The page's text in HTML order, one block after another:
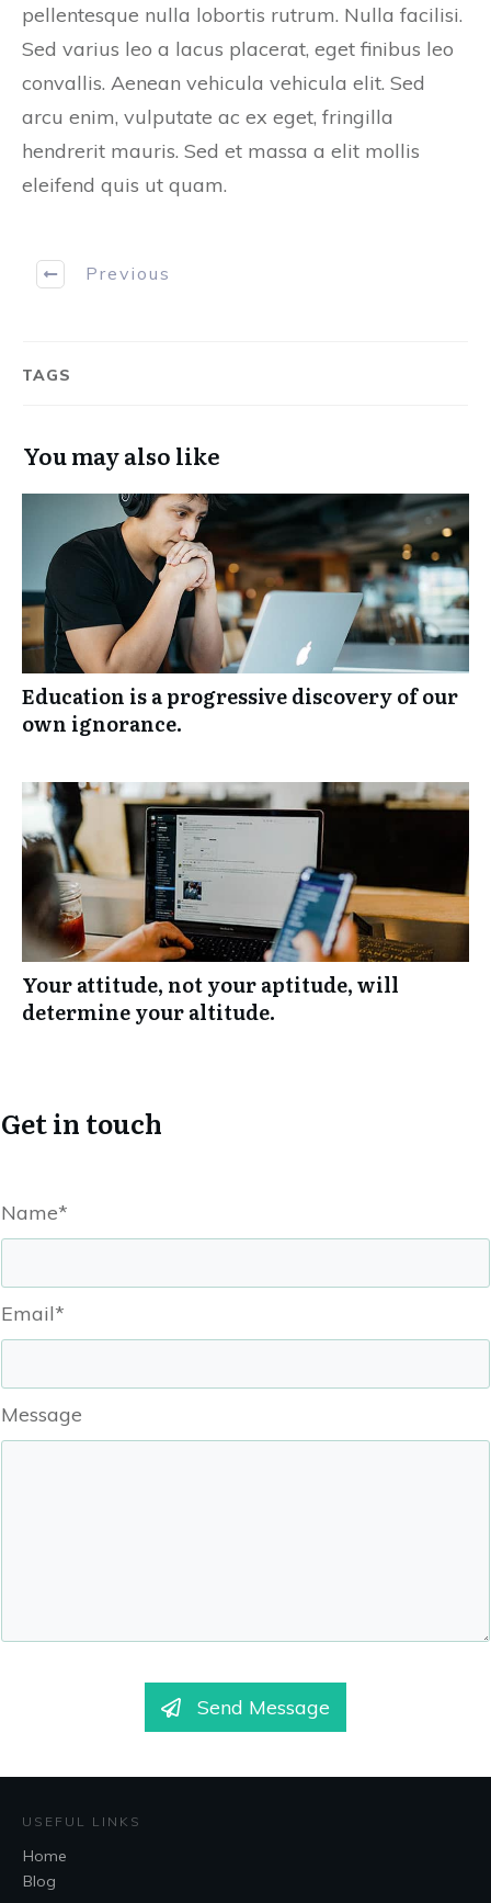
pellentesque nulla lobortis rutrum. Nulla facilisi.
Sed varius leo a lacus placerat, eget finibus leo
convallis. Aenean vehicula vehicula elit. Sed
arcu enim, vulputate ac ex eget, fringilla
hendrerit mauris. Sed et massa a elit mollis
eleifend quis ut quam.
Previous
TAGS
You may also like
Education is a progressive discovery of our
own ignorance.
Your attitude, not your aptitude, will
determine your altitude.
Get in touch
Name*
Email*
Message
Send Message
USEFUL LINKS
Home
Blog